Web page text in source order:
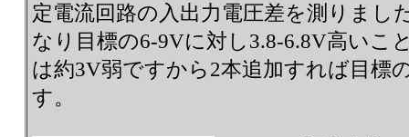
定電流回路の入出力電圧差を測りま
なり目標の6-9Vに対し3.8-6.8V高い
は約3V弱ですから2本追加すれば目標
す。